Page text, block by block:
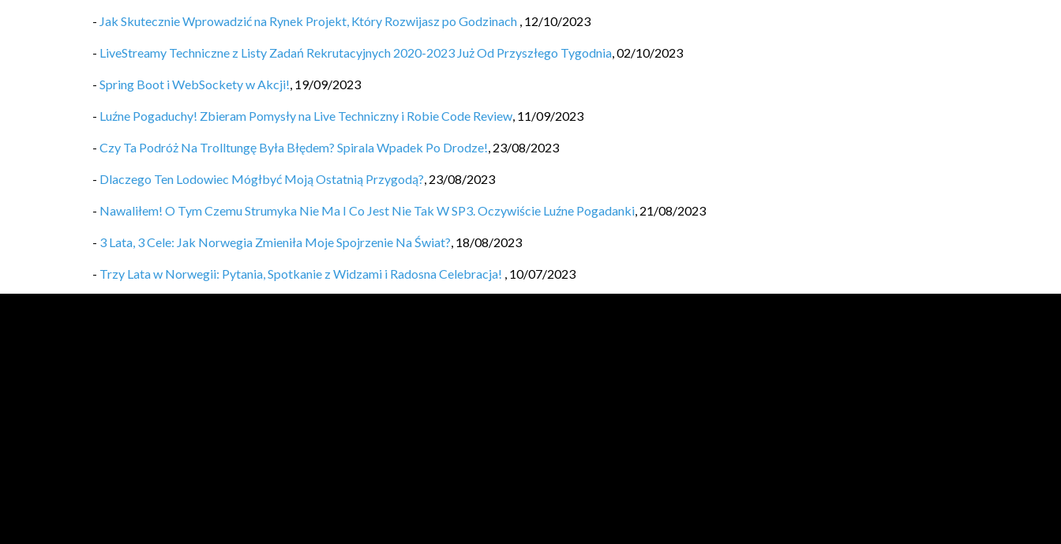
- Jak Skutecznie Wprowadzić na Rynek Projekt, Który Rozwijasz po Godzinach , 12/10/2023
- LiveStreamy Techniczne z Listy Zadań Rekrutacyjnych 2020-2023 Już Od Przyszłego Tygodnia,02/10/2023
- Spring Boot i WebSockety w Akcji!, 19/09/2023
- Luźne Pogaduchy! Zbieram Pomysły na Live Techniczny i Robie Code Review, 11/09/2023
- Czy Ta Podróż Na Trolltungę Była Błędem? Spirala Wpadek Po Drodze!, 23/08/2023
- Dlaczego Ten Lodowiec Mógłbyć Moją Ostatnią Przygodą?, 23/08/2023
- Nawaliłem! O Tym Czemu Strumyka Nie Ma I Co Jest Nie Tak W SP3. Oczywiście Luźne Pogadanki, 21/08/2023
- 3 Lata, 3 Cele: Jak Norwegia Zmieniła Moje Spojrzenie Na Świat?, 18/08/2023
- Trzy Lata w Norwegii: Pytania, Spotkanie z Widzami i Radosna Celebracja! , 10/07/2023